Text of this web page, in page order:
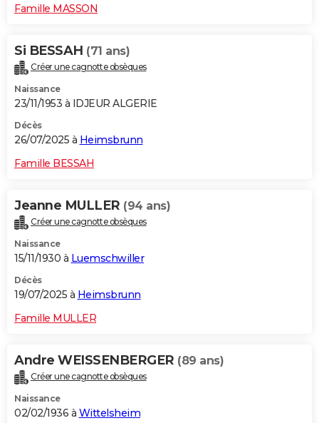
Famille MASSON
Si BESSAH (71 ans)
Créer une cagnotte obsèques
Naissance
23/11/1953 à IDJEUR ALGERIE
Décès
26/07/2025 à Heimsbrunn
Famille BESSAH
Jeanne MULLER (94 ans)
Créer une cagnotte obsèques
Naissance
15/11/1930 à Luemschwiller
Décès
19/07/2025 à Heimsbrunn
Famille MULLER
Andre WEISSENBERGER (89 ans)
Créer une cagnotte obsèques
Naissance
02/02/1936 à Wittelsheim